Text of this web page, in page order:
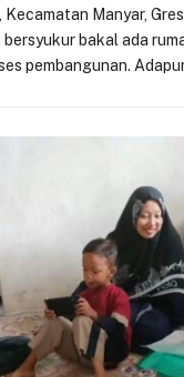
Kecamatan Manyar,
bakal ada
pembangunan.